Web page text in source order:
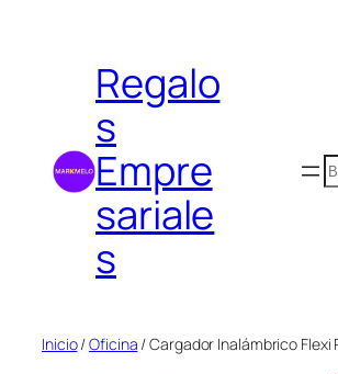
contenidoRegalo
s
Empre
sariale
s
Inicio/Oficina / Cargador Inalámbrico Flexi